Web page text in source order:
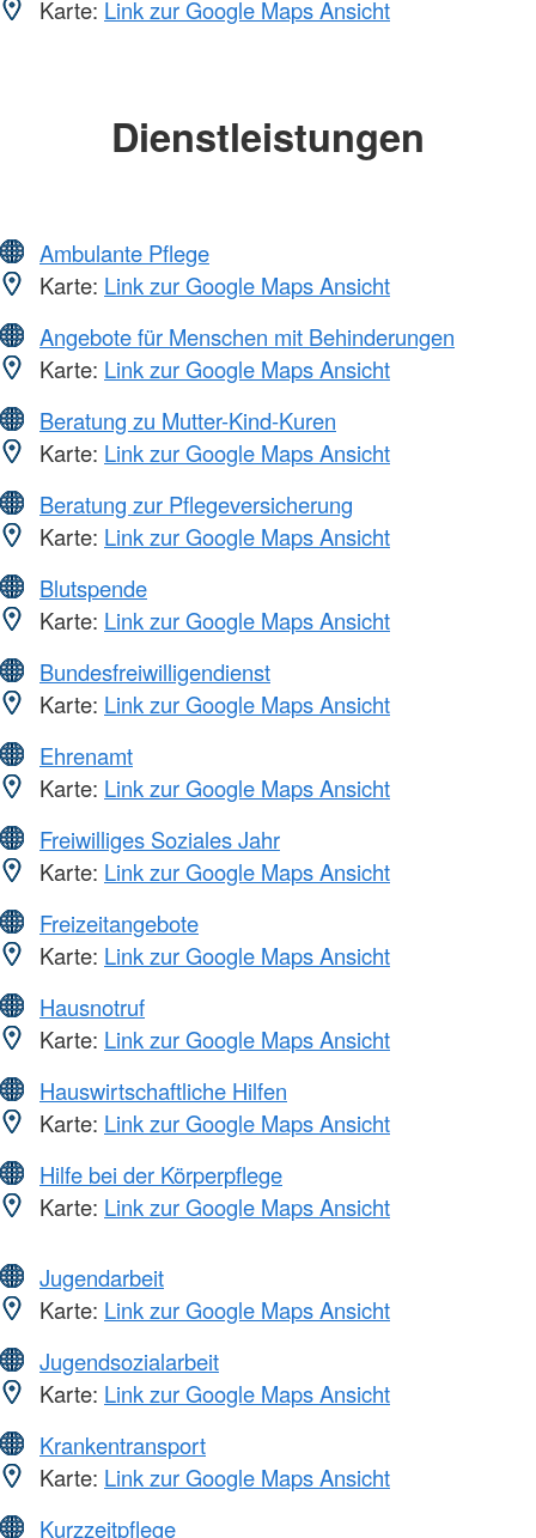
Karte: Link zur Google Maps Ansicht
Dienstleistungen
Ambulante Pflege
Karte: Link zur Google Maps Ansicht
Angebote für Menschen mit Behinderungen
Karte: Link zur Google Maps Ansicht
Beratung zu Mutter-Kind-Kuren
Karte: Link zur Google Maps Ansicht
Beratung zur Pflegeversicherung
Karte: Link zur Google Maps Ansicht
Blutspende
Karte: Link zur Google Maps Ansicht
Bundesfreiwilligendienst
Karte: Link zur Google Maps Ansicht
Ehrenamt
Karte: Link zur Google Maps Ansicht
Freiwilliges Soziales Jahr
Karte: Link zur Google Maps Ansicht
Freizeitangebote
Karte: Link zur Google Maps Ansicht
Hausnotruf
Karte: Link zur Google Maps Ansicht
Hauswirtschaftliche Hilfen
Karte: Link zur Google Maps Ansicht
Hilfe bei der Körperpflege
Karte: Link zur Google Maps Ansicht
Jugendarbeit
Karte: Link zur Google Maps Ansicht
Jugendsozialarbeit
Karte: Link zur Google Maps Ansicht
Krankentransport
Karte: Link zur Google Maps Ansicht
Kurzzeitpflege